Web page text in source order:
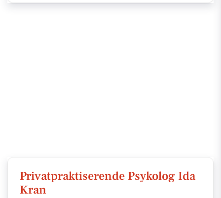
Privatpraktiserende Psykolog Ida
Kran